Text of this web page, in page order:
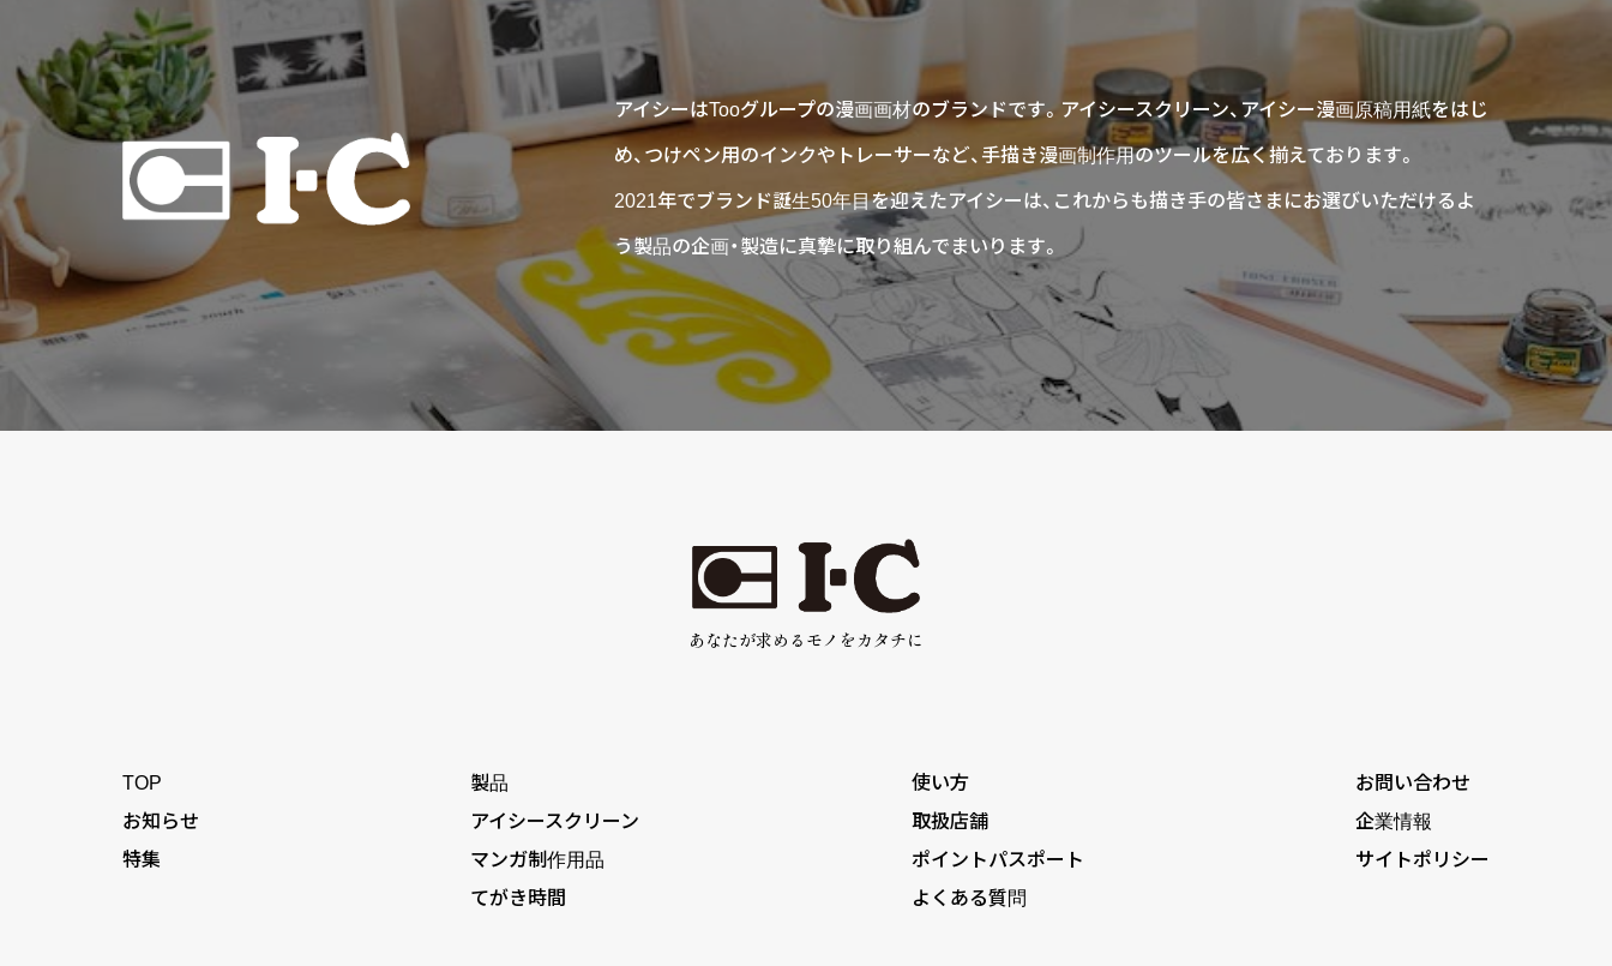
アイシーはTooグループの漫画画材のブランドです。アイシースクリーン、アイシー漫画原稿用紙をはじ
め、つけペン用のインクやトレーサーなど、手描き漫画制作用のツールを広く揃えております。
2021年でブランド誕生50年目を迎えたアイシーは、これからも描き手の皆さまにお選びいただけるよ
う製品の企画・製造に真摯に取り組んでまいります。
あなたが求めるモノをカタチに
TOP
お知らせ
特集
製品
アイシースクリーン
マンガ制作用品
てがき時間
使い方
取扱店舗
ポイントパスポート
よくある質問
お問い合わせ
企業情報
サイトポリシー